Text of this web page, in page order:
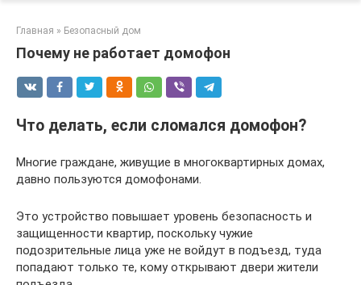
Главная » Безопасный дом
Почему не работает домофон
Что делать, если сломался домофон?
Многие граждане, живущие в многоквартирных домах,
давно пользуются домофонами.
Это устройство повышает уровень безопасность и
защищенности квартир, поскольку чужие
подозрительные лица уже не войдут в подъезд, туда
попадают только те, кому открывают двери жители